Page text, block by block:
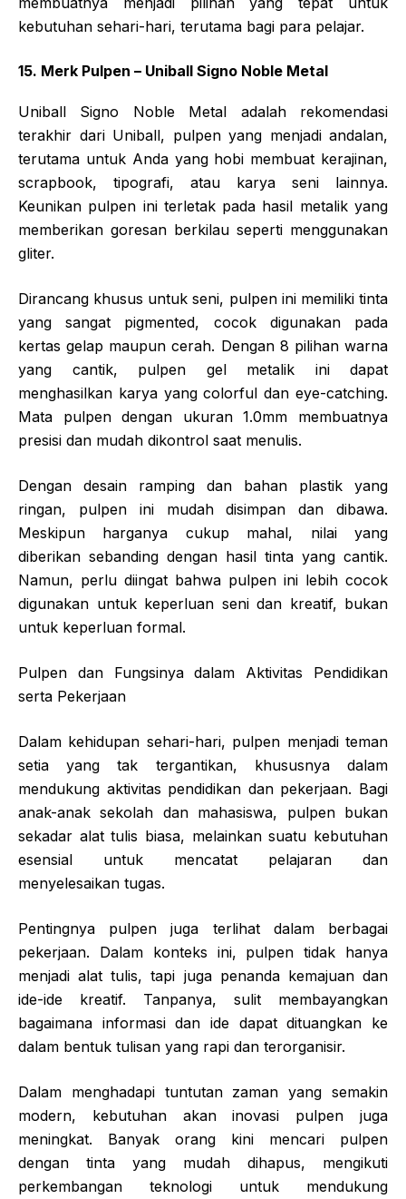
kebutuhan sehari-hari, terutama bagi para pelajar.
15. Merk Pulpen – Uniball Signo Noble Metal
Uniball Signo Noble Metal adalah rekomendasi
terakhir dari Uniball, pulpen yang menjadi andalan,
terutama untuk Anda yang hobi membuat kerajinan,
scrapbook, tipografi, atau karya seni lainnya.
Keunikan pulpen ini terletak pada hasil metalik yang
memberikan goresan berkilau seperti menggunakan
gliter.
Dirancang khusus untuk seni, pulpen ini memiliki tinta
yang sangat pigmented, cocok digunakan pada
kertas gelap maupun cerah. Dengan 8 pilihan warna
yang cantik, pulpen gel metalik ini dapat
menghasilkan karya yang colorful dan eye-catching.
Mata pulpen dengan ukuran 1.0mm membuatnya
presisi dan mudah dikontrol saat menulis.
Dengan desain ramping dan bahan plastik yang
ringan, pulpen ini mudah disimpan dan dibawa.
Meskipun harganya cukup mahal, nilai yang
diberikan sebanding dengan hasil tinta yang cantik.
Namun, perlu diingat bahwa pulpen ini lebih cocok
digunakan untuk keperluan seni dan kreatif, bukan
untuk keperluan formal.
Pulpen dan Fungsinya dalam Aktivitas Pendidikan
serta Pekerjaan
Dalam kehidupan sehari-hari, pulpen menjadi teman
setia yang tak tergantikan, khususnya dalam
mendukung aktivitas pendidikan dan pekerjaan. Bagi
anak-anak sekolah dan mahasiswa, pulpen bukan
sekadar alat tulis biasa, melainkan suatu kebutuhan
esensial untuk mencatat pelajaran dan
menyelesaikan tugas.
Pentingnya pulpen juga terlihat dalam berbagai
pekerjaan. Dalam konteks ini, pulpen tidak hanya
menjadi alat tulis, tapi juga penanda kemajuan dan
ide-ide kreatif. Tanpanya, sulit membayangkan
bagaimana informasi dan ide dapat dituangkan ke
dalam bentuk tulisan yang rapi dan terorganisir.
Dalam menghadapi tuntutan zaman yang semakin
modern, kebutuhan akan inovasi pulpen juga
meningkat. Banyak orang kini mencari pulpen
dengan tinta yang mudah dihapus, mengikuti
perkembangan teknologi untuk mendukung